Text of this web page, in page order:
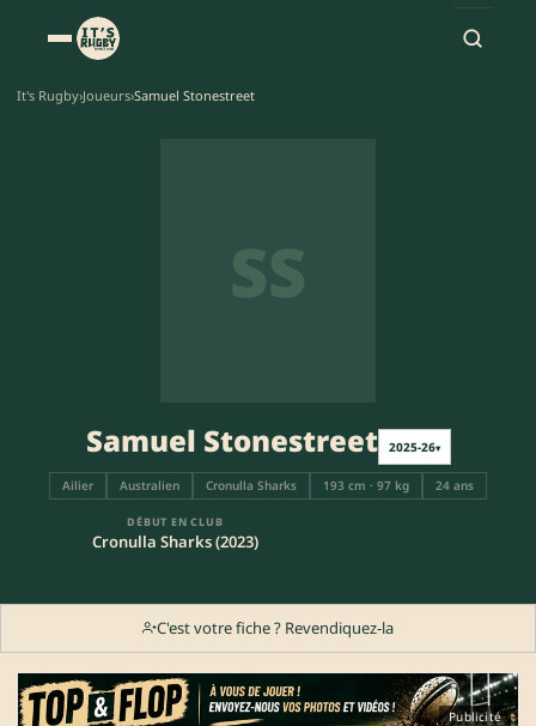
It's Rugby›Joueurs›Samuel Stonestreet
SS
Samuel Stonestreet 2025-26▾
Ailier Australien Cronulla Sharks 193 cm · 97 kg 24 ans
DÉBUT EN CLUB
Cronulla Sharks (2023)
C'est votre fiche ? Revendiquez-la
Publicité